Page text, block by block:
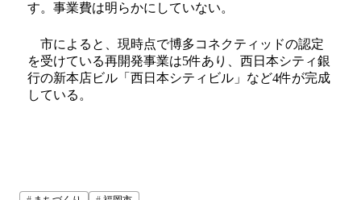
す。事業費は明らかにしていない。
市によると、現時点で博多コネクティッドの認定
を受けている再開発事業は5件あり、西日本シティ銀
行の新本店ビル「西日本シティビル」など4件が完成
している。